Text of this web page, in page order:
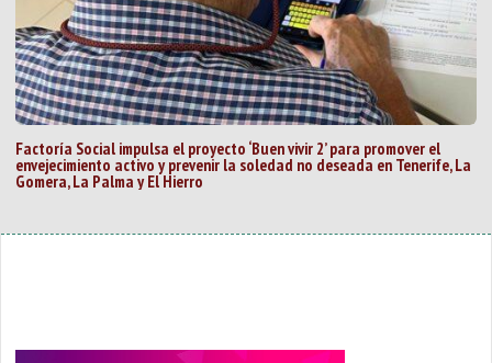
Factoría Social impulsa el proyecto ‘Buen vivir 2’ para promover el
envejecimiento activo y prevenir la soledad no deseada en Tenerife, La
Gomera, La Palma y El Hierro